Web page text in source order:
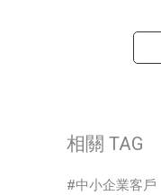
相關 TAG
中小企業客戶